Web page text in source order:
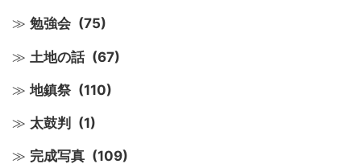
勉強会 (75)
土地の話 (67)
地鎮祭 (110)
太鼓判 (1)
完成写真 (109)